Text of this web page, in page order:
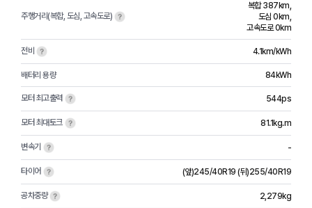
주행거리(복합, 도심, 고속도로)
복합 387km,
도심 0km,
고속도로 0km
전비 4.1km/kWh
배터리 용량 84kWh
모터 최고출력 544ps
모터 최대토크 81.1kg.m
변속기 -
타이어 (앞)245/40R19 (뒤)255/40R19
공차중량 2,279kg